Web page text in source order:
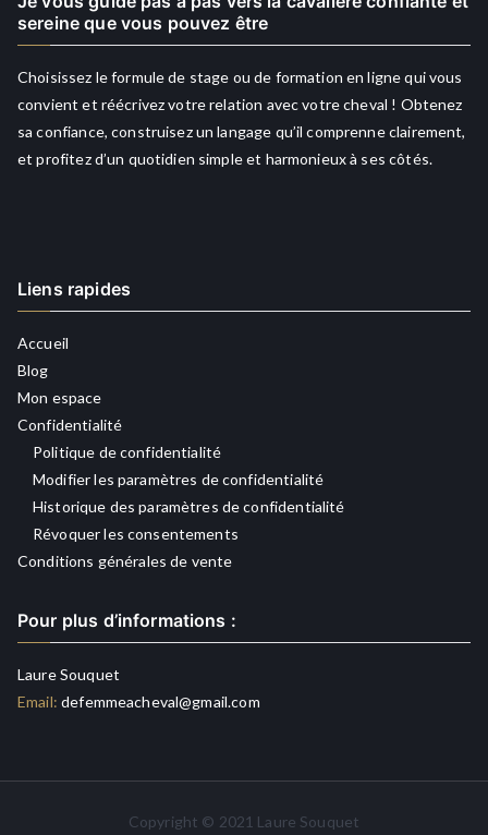
sereine que vous pouvez être
Choisissez le formule de stage ou de formation en ligne qui vous
convient et réécrivez votre relation avec votre cheval ! Obtenez
sa confiance, construisez un langage qu’il comprenne clairement,
et profitez d’un quotidien simple et harmonieux à ses côtés.
Liens rapides
Accueil
Blog
Mon espace
Confidentialité
Politique de confidentialité
Modifier les paramètres de confidentialité
Historique des paramètres de confidentialité
Révoquer les consentements
Conditions générales de vente
Pour plus d’informations :
Laure Souquet
Email: defemmeacheval@gmail.com
Copyright © 2021 Laure Souquet